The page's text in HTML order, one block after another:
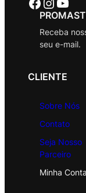
Receba
seu e-mail.
CLIENTE
Sobre Nós
Contato
Seja Nosso
Parceiro
Minha Conta